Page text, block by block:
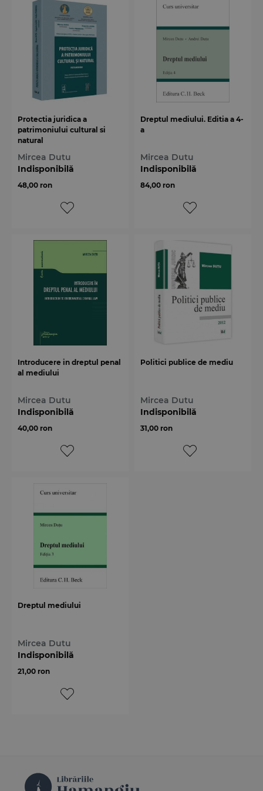
Protectia juridica a
patrimoniului cultural si
natural
Mircea Dutu
Indisponibilă
48,00 ron
Dreptul mediului. Editia a 4-
a
Mircea Dutu
Indisponibilă
84,00 ron
Introducere in dreptul penal
al mediului
Mircea Dutu
Indisponibilă
40,00 ron
Politici publice de mediu
Mircea Dutu
Indisponibilă
31,00 ron
Dreptul mediului
Mircea Dutu
Indisponibilă
21,00 ron